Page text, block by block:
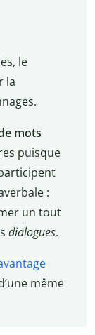
le
la
mots
puisque
:
un tout
dialogues.
même